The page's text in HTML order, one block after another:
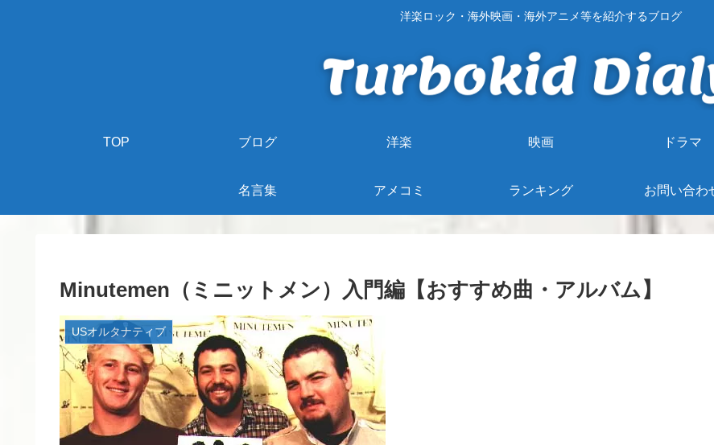
洋楽ロック・海外映画・海外アニメ等を紹介するブログ
TOP ブログ 洋楽 映画 ドラマ
名言集 アメコミ ランキング お問い合わ
Minutemen（ミニットメン）入門編【おすすめ曲・アルバム】
USオルタナティブ